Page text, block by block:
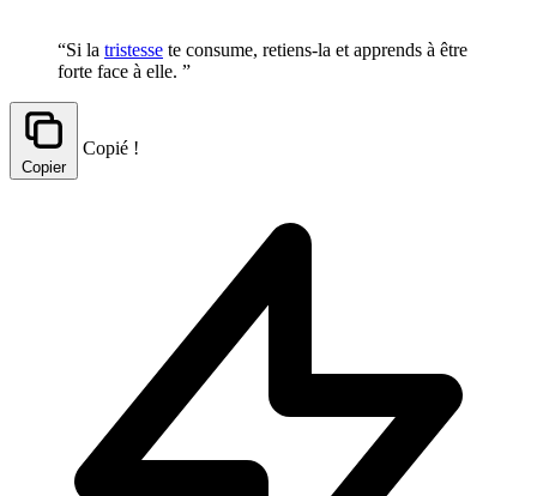
“Si la tristesse te consume, retiens-la et apprends à être
forte face à elle. ”
Copier
Copié !